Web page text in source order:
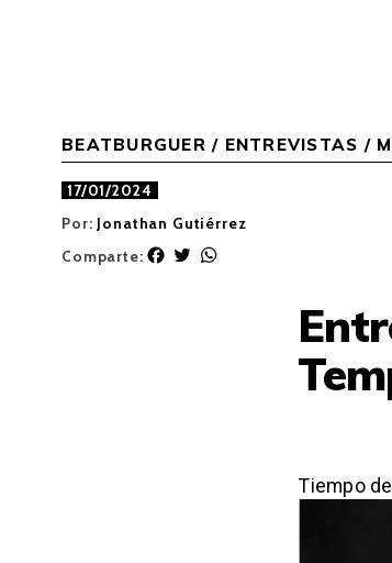
BEATBURGUER / ENTREVISTAS /
17/01/2024
Por: Jonathan Gutiérrez
Comparte:
F
T
Tiempo